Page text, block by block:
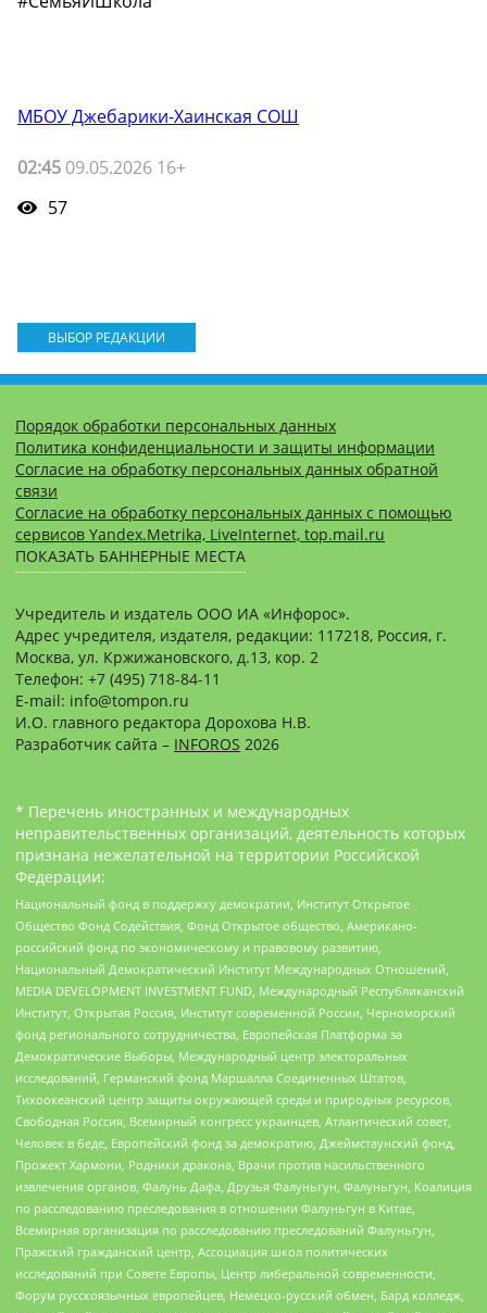
МБОУ Джебарики-Хаинская СОШ
02:45 09.05.2026 16+
57
ВЫБОР РЕДАКЦИИ
Порядок обработки персональных данных
Политика конфиденциальности и защиты информации
Согласие на обработку персональных данных обратной
связи
Согласие на обработку персональных данных с помощью
сервисов Yandex.Metrika, LiveInternet, top.mail.ru
ПОКАЗАТЬ БАННЕРНЫЕ МЕСТА
Учредитель и издатель ООО ИА «Инфорос».
Адрес учредителя, издателя, редакции: 117218, Россия, г.
Москва, ул. Кржижановского, д.13, кор. 2
Телефон: +7 (495) 718-84-11
E-mail: info@tompon.ru
И.О. главного редактора Дорохова Н.В.
Разработчик сайта – INFOROS 2026
* Перечень иностранных и международных
неправительственных организаций, деятельность которых
признана нежелательной на территории Российской
Федерации:
Национальный фонд в поддержку демократии, Институт Открытое
Общество Фонд Содействия, Фонд Открытое общество, Американо-
российский фонд по экономическому и правовому развитию,
Национальный Демократический Институт Международных Отношений,
MEDIA DEVELOPMENT INVESTMENT FUND, Международный Республиканский
Институт, Открытая Россия, Институт современной России, Черноморский
фонд регионального сотрудничества, Европейская Платформа за
Демократические Выборы, Международный центр электоральных
исследований, Германский фонд Маршалла Соединенных Штатов,
Тихоокеанский центр защиты окружающей среды и природных ресурсов,
Свободная Россия, Всемирный конгресс украинцев, Атлантический совет,
Человек в беде, Европейский фонд за демократию, Джеймстаунский фонд,
Прожект Хармони, Родники дракона, Врачи против насильственного
извлечения органов, Фалунь Дафа, Друзья Фалуньгун, Фалуньгун, Коалиция
по расследованию преследования в отношении Фалуньгун в Китае,
Всемирная организация по расследованию преследований Фалуньгун,
Пражский гражданский центр, Ассоциация школ политических
исследований при Совете Европы, Центр либеральной современности,
Форум русскоязычных европейцев, Немецко-русский обмен, Бард колледж,